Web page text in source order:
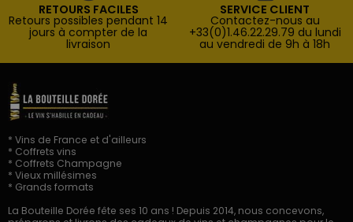
RETOURS FACILES
Retours possibles pendant 14
jours à compter de la
livraison
SERVICE CLIENT
Contactez-nous au
+33(0)1.46.22.29.79 du lundi
au vendredi de 9h à 18h
* Vins de France et d'ailleurs
* Coffrets vins
* Coffrets Champagne
* Vieux millésimes
* Grands formats
La Bouteille Dorée fête ses 10 ans ! Depuis 2014, nous concevons,